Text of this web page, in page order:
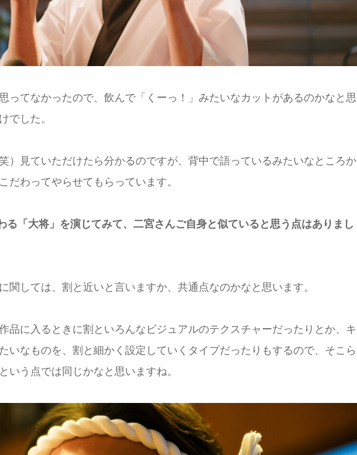
ってなかったので、飲んで「くーっ！」みたいなカットがあるのかなと思
でした。
）見ていただけたら分かるのですが、背中で語っているみたいなところか
だわってやらせてもらっています。
る「大将」を演じてみて、二宮さんご自身と似ていると思う点はありまし
関しては、割と近いと言いますか、共通点なのかなと思います。
品に入るときに割といろんなビジュアルのテクスチャーだったりとか、キ
いなものを、割と細かく設定していくタイプだったりもするので、そこら
いう点では同じかなと思いますね。